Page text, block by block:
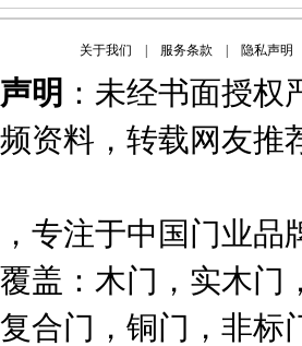
关于我们 服务条款 隐私声明
明 ：未经书面授
资料，转载网友
专注于中国门业
盖：木门，实木
合门，铜门，非